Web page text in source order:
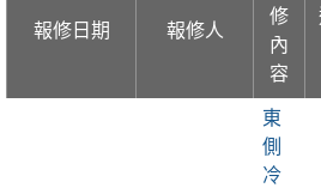
報修日期 報修人
修
內
容
東
側
冷